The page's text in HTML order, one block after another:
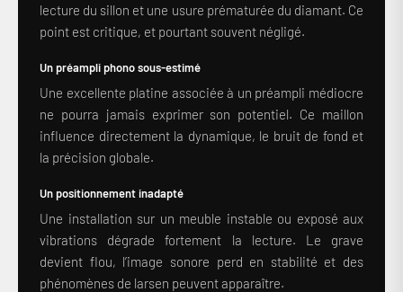
lecture du sillon et une usure prématurée du diamant. Ce
point est critique, et pourtant souvent négligé.
Un préampli phono sous-estimé
Une excellente platine associée à un préampli médiocre
ne pourra jamais exprimer son potentiel. Ce maillon
influence directement la dynamique, le bruit de fond et
la précision globale.
Un positionnement inadapté
Une installation sur un meuble instable ou exposé aux
vibrations dégrade fortement la lecture. Le grave
devient flou, l’image sonore perd en stabilité et des
phénomènes de larsen peuvent apparaître.